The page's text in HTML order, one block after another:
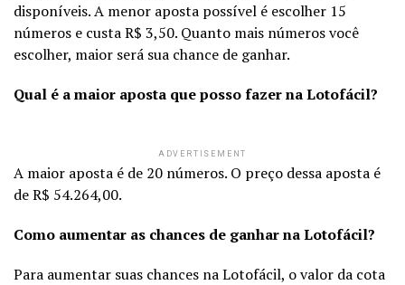
disponíveis. A menor aposta possível é escolher 15
números e custa R$ 3,50. Quanto mais números você
escolher, maior será sua chance de ganhar.
Qual é a maior aposta que posso fazer na Lotofácil?
ADVERTISEMENT
A maior aposta é de 20 números. O preço dessa aposta é
de R$ 54.264,00.
Como aumentar as chances de ganhar na Lotofácil?
Para aumentar suas chances na Lotofácil, o valor da cota